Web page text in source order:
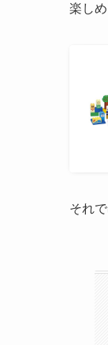
楽しめ
それ